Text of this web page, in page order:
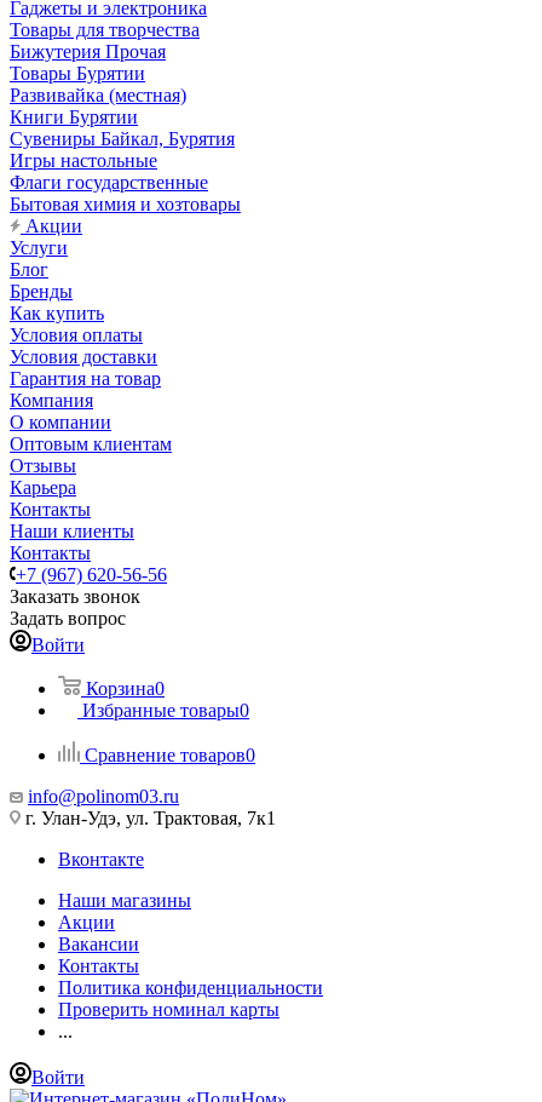
Гаджеты и электроника
Товары для творчества
Бижутерия Прочая
Товары Бурятии
Развивайка (местная)
Книги Бурятии
Сувениры Байкал, Бурятия
Игры настольные
Флаги государственные
Бытовая химия и хозтовары
Акции
Услуги
Блог
Бренды
Как купить
Условия оплаты
Условия доставки
Гарантия на товар
Компания
О компании
Оптовым клиентам
Отзывы
Карьера
Контакты
Наши клиенты
Контакты
+7 (967) 620-56-56
Заказать звонок
Задать вопрос
Войти
Корзина0
Избранные товары0
Сравнение товаров0
info@polinom03.ru
г. Улан-Удэ, ул. Трактовая, 7к1
Вконтакте
Наши магазины
Акции
Вакансии
Контакты
Политика конфиденциальности
Проверить номинал карты
...
Войти